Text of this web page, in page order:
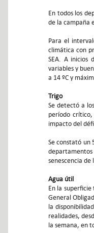
En todos los
de la campaña
Para el
climática con
SEA. A inicios
variables y
a 14 ºC y
Trigo
Se detectó a
período
impacto del
Se constató un
senescencia de
Agua útil
En la
General
la
realidades,
la semana, en